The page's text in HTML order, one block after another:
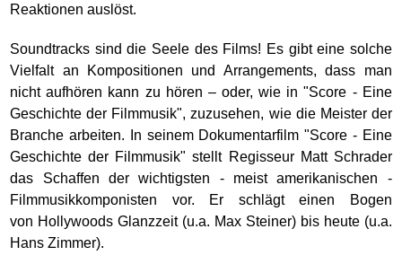
Reaktionen auslöst.
Soundtracks sind die Seele des Films! Es gibt eine solche
Vielfalt an Kompositionen und Arrangements, dass man
nicht aufhören kann zu hören – oder, wie in "Score - Eine
Geschichte der Filmmusik", zuzusehen, wie die Meister der
Branche arbeiten. In seinem Dokumentarfilm "Score - Eine
Geschichte der Filmmusik" stellt Regisseur Matt Schrader
das Schaffen der wichtigsten - meist amerikanischen -
Filmmusikkomponisten vor. Er schlägt einen Bogen
von Hollywoods Glanzzeit (u.a. Max Steiner) bis heute (u.a.
Hans Zimmer).